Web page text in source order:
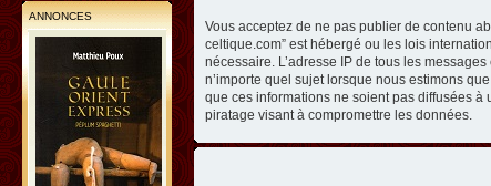
ANNONCES
Vous acceptez de ne pas publier de contenu
celtique.com” est hébergé ou les lois
nécessaire. L’adresse IP de tous les
n’importe quel sujet lorsque nous estimons
que ces informations ne soient pas diffusées à
piratage visant à compromettre les données.